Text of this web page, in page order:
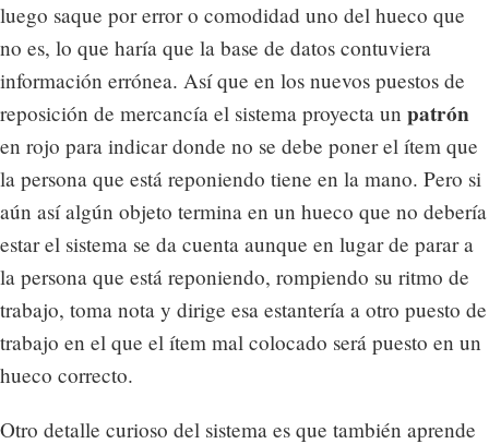
luego saque por error o comodidad uno del hueco que
no es, lo que haría que la base de datos contuviera
información errónea. Así que en los nuevos puestos de
reposición de mercancía el sistema proyecta un patrón
en rojo para indicar donde no se debe poner el ítem que
la persona que está reponiendo tiene en la mano. Pero si
aún así algún objeto termina en un hueco que no debería
estar el sistema se da cuenta aunque en lugar de parar a
la persona que está reponiendo, rompiendo su ritmo de
trabajo, toma nota y dirige esa estantería a otro puesto de
trabajo en el que el ítem mal colocado será puesto en un
hueco correcto.
Otro detalle curioso del sistema es que también aprende